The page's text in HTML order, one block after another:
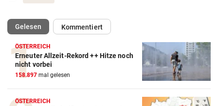
Gelesen(ausgewählt)Kommentiert
ÖSTERREICH
Erneuter Allzeit-Rekord ++ Hitze noch
nicht vorbei
158.897 mal gelesen
ÖSTERREICH